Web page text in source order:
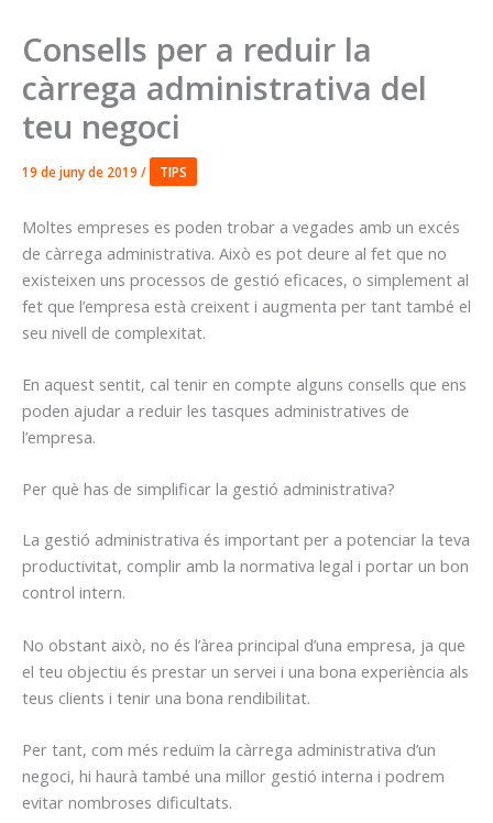
Consells per a reduir la
càrrega administrativa del
teu negoci
19 de juny de 2019 / TIPS
Moltes empreses es poden trobar a vegades amb un excés
de càrrega administrativa. Això es pot deure al fet que no
existeixen uns processos de gestió eficaces, o simplement al
fet que l’empresa està creixent i augmenta per tant també el
seu nivell de complexitat.
En aquest sentit, cal tenir en compte alguns consells que ens
poden ajudar a reduir les tasques administratives de
l’empresa.
Per què has de simplificar la gestió administrativa?
La gestió administrativa és important per a potenciar la teva
productivitat, complir amb la normativa legal i portar un bon
control intern.
No obstant això, no és l’àrea principal d’una empresa, ja que
el teu objectiu és prestar un servei i una bona experiència als
teus clients i tenir una bona rendibilitat.
Per tant, com més reduïm la càrrega administrativa d’un
negoci, hi haurà també una millor gestió interna i podrem
evitar nombroses dificultats.